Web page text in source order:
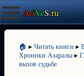
AriVeS.ru
🏠 ▸ Читать книги ▸
Хроники Азаралы ▸
вызов судьбе